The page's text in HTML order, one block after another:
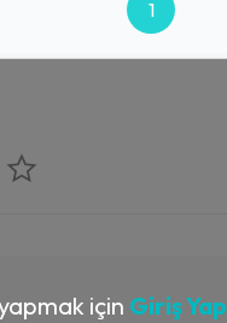
1
için Giriş Yap